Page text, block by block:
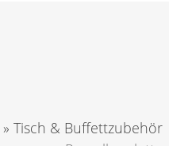
»Tisch & Buffettzubehör